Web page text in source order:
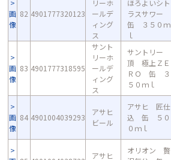
画
像
82 4901777320123
リーホ
ールデ
ィング
ス
ほろよいシト
ラスサワー
缶 ３５０ｍ
ｌ
画
像
83 4901777318595
サント
リーホ
ールデ
ィング
ス
サントリー
頂 極上ＺＥ
ＲＯ 缶 ３
５０ｍｌ
画
像
84 4901004039293
アサヒ
ビール
アサヒ 匠仕
込 缶 ５０
０ｍｌ
アサヒ
オリオン 贅